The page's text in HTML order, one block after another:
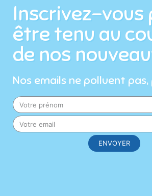
De cette réflexion
Cleasy.
Chez Cleasy, nous
convaincus que nous
nettoyer notre maison,
de concession sur notre
planète. Nous avons
solution à ce problème.
de payer pour de
Inscrivez-vous
être tenu au
de nos
Nos emails ne polluent pas,
ENVOYER